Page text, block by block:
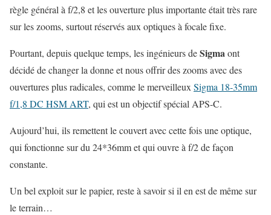
règle général à f/2,8 et les ouverture plus importante était très rare
sur les zooms, surtout réservés aux optiques à focale fixe.
Pourtant, depuis quelque temps, les ingénieurs deSigmaont
décidé de changer la donne et nous offrir des zooms avec des
ouvertures plus radicales, comme le merveilleuxSigma 18-35mm
f/1,8 DC HSM ART, qui est un objectif spécial APS-C.
Aujourd’hui, ils remettent le couvert avec cette fois une optique,
qui fonctionne sur du 24*36mm et qui ouvre à f/2 de façon
constante.
Un bel exploit sur le papier, reste à savoir si il en est de même sur
le terrain…